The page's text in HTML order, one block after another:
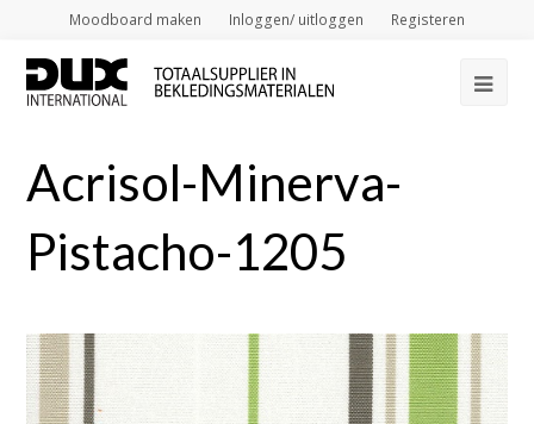
Moodboard maken Inloggen/ uitloggen Registeren
Acrisol-Minerva-
Pistacho-1205